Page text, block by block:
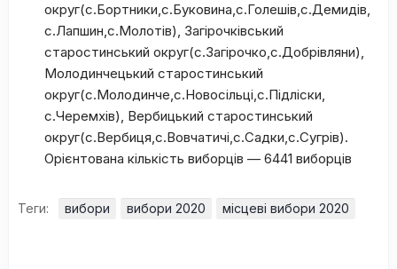
округ(с.Бортники,с.Буковина,с.Голешів,с.Демидів,
с.Лапшин,с.Молотів), Загірочківський
старостинський округ(с.Загірочко,с.Добрівляни),
Молодинчецький старостинський
округ(с.Молодинче,с.Новосільці,с.Підліски,
с.Черемхів), Вербицький старостинський
округ(с.Вербиця,с.Вовчатичі,с.Садки,с.Сугрів).
Орієнтована кількість виборців — 6441 виборців
Теги: вибори вибори 2020 місцеві вибори 2020